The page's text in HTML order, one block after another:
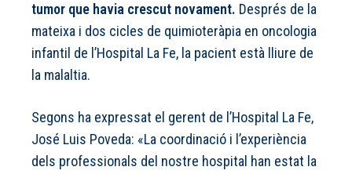
tumor que havia crescut novament. Després de la
mateixa i dos cicles de quimioteràpia en oncologia
infantil de l’Hospital La Fe, la pacient està lliure de
la malaltia.
Segons ha expressat el gerent de l’Hospital La Fe,
José Luis Poveda: «La coordinació i l’experiència
dels professionals del nostre hospital han estat la